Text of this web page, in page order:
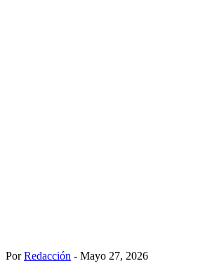
PorRedacción - Mayo 27, 2026